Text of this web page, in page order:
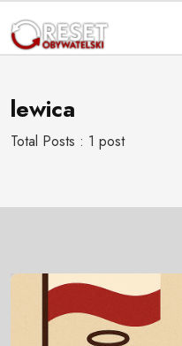
lewica
Total Posts : 1 post